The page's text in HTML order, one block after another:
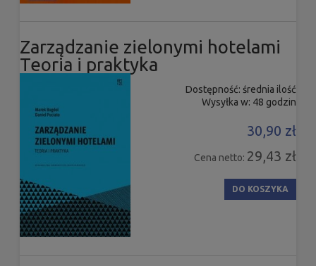
Zarządzanie zielonymi hotelami
Teoria i praktyka
Dostępność: średnia ilość
Wysyłka w: 48 godzin
30,90 zł
Cena netto: 29,43 zł
DO KOSZYKA